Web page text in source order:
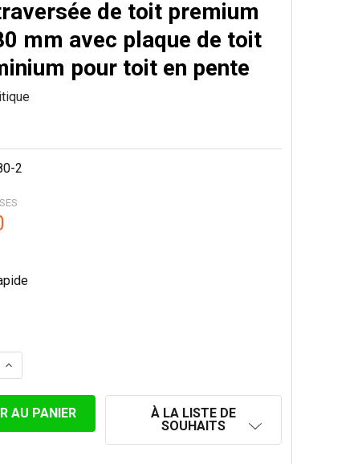
de toit premium
mm avec plaque de toit
pour toit en pente
2
LA QUANTITÉ DE KIT DE TRAVERSÉE DE TOIT PREMIUM
AUGMENTER LA QUANTITÉ DE KIT DE TRAVERSÉE DE
À LA LISTE DE
SOUHAITS